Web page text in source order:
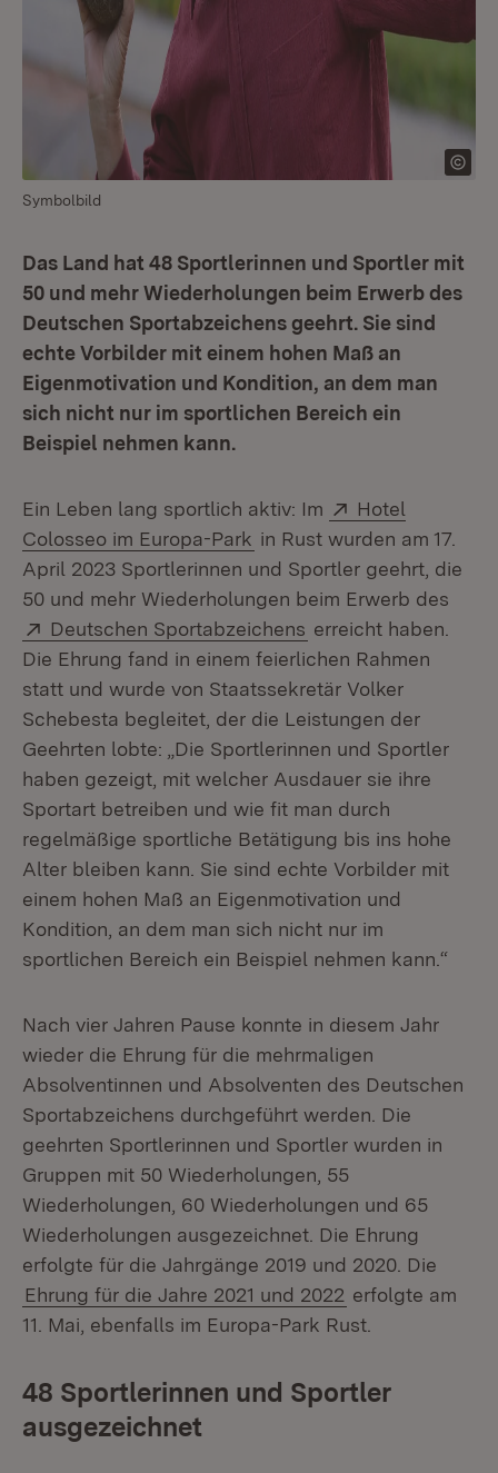
Symbolbild
Das Land hat 48 Sportlerinnen und Sportler mit
50 und mehr Wiederholungen beim Erwerb des
Deutschen Sportabzeichens geehrt. Sie sind
echte Vorbilder mit einem hohen Maß an
Eigenmotivation und Kondition, an dem man
sich nicht nur im sportlichen Bereich ein
Beispiel nehmen kann.
Ein Leben lang sportlich aktiv: Im Extern:
Hotel
Colosseo im Europa-Park (Öffnet in neuem Fenster)
in Rust wurden am 17.
April 2023 Sportlerinnen und Sportler geehrt, die
50 und mehr Wiederholungen beim Erwerb des
Extern:
Deutschen Sportabzeichens (Öffnet in neuem
erreicht haben.
Die Ehrung fand in einem feierlichen Rahmen
statt und wurde von Staatssekretär Volker
Schebesta begleitet, der die Leistungen der
Geehrten lobte: „Die Sportlerinnen und Sportler
haben gezeigt, mit welcher Ausdauer sie ihre
Sportart betreiben und wie fit man durch
regelmäßige sportliche Betätigung bis ins hohe
Alter bleiben kann. Sie sind echte Vorbilder mit
einem hohen Maß an Eigenmotivation und
Kondition, an dem man sich nicht nur im
sportlichen Bereich ein Beispiel nehmen kann.“
Nach vier Jahren Pause konnte in diesem Jahr
wieder die Ehrung für die mehrmaligen
Absolventinnen und Absolventen des Deutschen
Sportabzeichens durchgeführt werden. Die
geehrten Sportlerinnen und Sportler wurden in
Gruppen mit 50 Wiederholungen, 55
Wiederholungen, 60 Wiederholungen und 65
Wiederholungen ausgezeichnet. Die Ehrung
erfolgte für die Jahrgänge 2019 und 2020. Die
Ehrung für die Jahre 2021 und 2022 erfolgte am
11. Mai, ebenfalls im Europa-Park Rust.
48 Sportlerinnen und Sportler
ausgezeichnet